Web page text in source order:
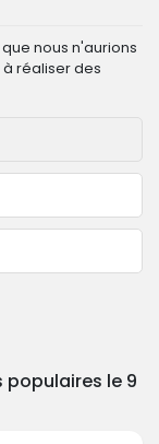
nous n'aurions
réaliser des
le 9